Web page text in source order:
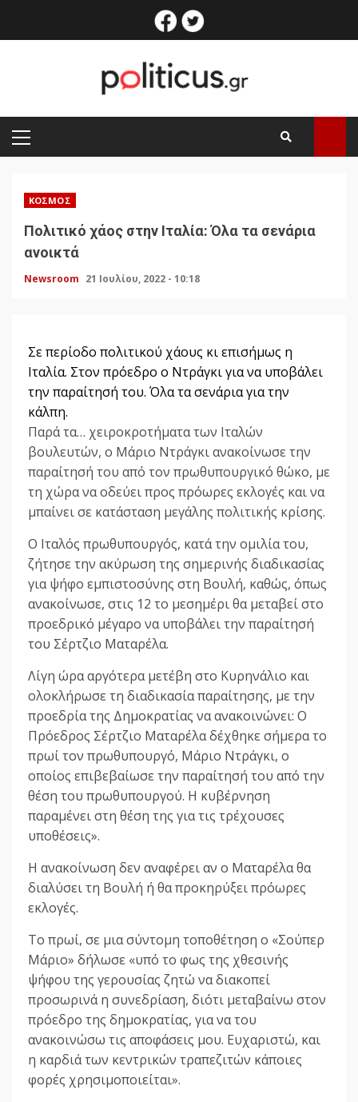
facebook
PRIMARY
MENU
ΚΌΣΜΟΣ
Πολιτικό χάος στην Ιταλία: Όλα τα σενάρια
ανοικτά
Newsroom 21 Ιουλίου, 2022 - 10:18
Σε περίοδο πολιτικού χάους κι επισήμως η
Ιταλία. Στον πρόεδρο ο Ντράγκι για να υποβάλει
την παραίτησή του. Όλα τα σενάρια για την
κάλπη.
Παρά τα… χειροκροτήματα των Ιταλών
βουλευτών, ο Μάριο Ντράγκι ανακοίνωσε την
παραίτησή του από τον πρωθυπουργικό θώκο, με
τη χώρα να οδεύει προς πρόωρες εκλογές και να
μπαίνει σε κατάσταση μεγάλης πολιτικής κρίσης.
Ο Ιταλός πρωθυπουργός, κατά την ομιλία του,
ζήτησε την ακύρωση της σημερινής διαδικασίας
για ψήφο εμπιστοσύνης στη Βουλή, καθώς, όπως
ανακοίνωσε, στις 12 το μεσημέρι θα μεταβεί στο
προεδρικό μέγαρο να υποβάλει την παραίτησή
του Σέρτζιο Ματαρέλα.
Λίγη ώρα αργότερα μετέβη στο Κυρηνάλιο και
ολοκλήρωσε τη διαδικασία παραίτησης, με την
προεδρία της Δημοκρατίας να ανακοινώνει: Ο
Πρόεδρος Σέρτζιο Ματαρέλα δέχθηκε σήμερα το
πρωί τον πρωθυπουργό, Μάριο Ντράγκι, ο
οποίος επιβεβαίωσε την παραίτησή του από την
θέση του πρωθυπουργού. Η κυβέρνηση
παραμένει στη θέση της για τις τρέχουσες
υποθέσεις».
Η ανακoίνωση δεν αναφέρει αν ο Ματαρέλα θα
διαλύσει τη Βουλή ή θα προκηρύξει πρόωρες
εκλογές.
Το πρωί, σε μια σύντομη τοποθέτηση ο «Σούπερ
Μάριο» δήλωσε «υπό το φως της χθεσινής
ψήφου της γερουσίας ζητώ να διακοπεί
προσωρινά η συνεδρίαση, διότι μεταβαίνω στον
πρόεδρο της δημοκρατίας, για να του
ανακοινώσω τις αποφάσεις μου. Ευχαριστώ, και
η καρδιά των κεντρικών τραπεζιτών κάποιες
φορές χρησιμοποιείται».